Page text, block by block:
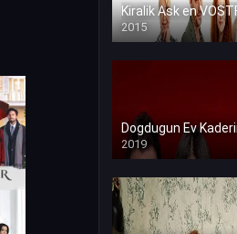
Kiralik Ask en
2015
Dogdugun Ev
2019